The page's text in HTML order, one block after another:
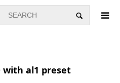
with al1 preset